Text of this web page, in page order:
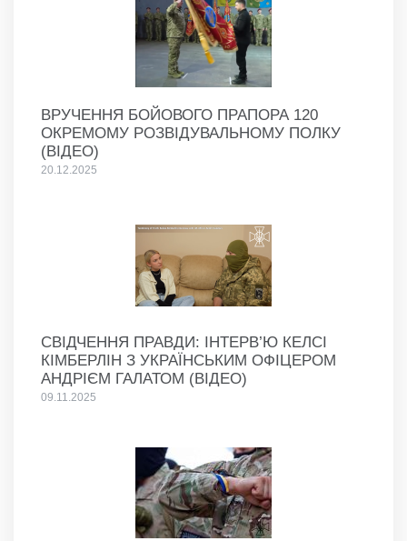
ВРУЧЕННЯ БОЙОВОГО ПРАПОРА 120
ОКРЕМОМУ РОЗВІДУВАЛЬНОМУ ПОЛКУ
(ВІДЕО)
20.12.2025
СВІДЧЕННЯ ПРАВДИ: ІНТЕРВ’Ю КЕЛСІ
КІМБЕРЛІН З УКРАЇНСЬКИМ ОФІЦЕРОМ
АНДРІЄМ ГАЛАТОМ (ВІДЕО)
09.11.2025